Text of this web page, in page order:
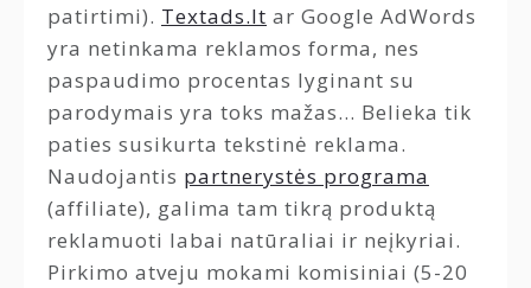
patirtimi). Textads.lt ar Google AdWords
yra netinkama reklamos forma, nes
paspaudimo procentas lyginant su
parodymais yra toks mažas… Belieka tik
paties susikurta tekstinė reklama.
Naudojantis partnerystės programa
(affiliate), galima tam tikrą produktą
reklamuoti labai natūraliai ir neįkyriai.
Pirkimo atveju mokami komisiniai (5-20